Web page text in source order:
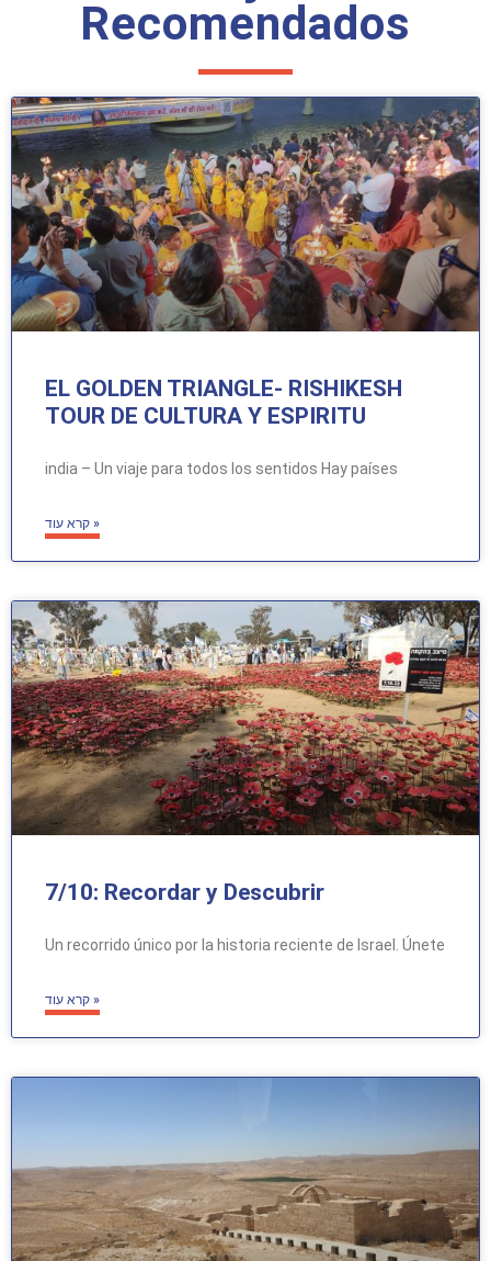
Recomendados
EL GOLDEN TRIANGLE- RISHIKESH
TOUR DE CULTURA Y ESPIRITU
india – Un viaje para todos los sentidos Hay países
קרא עוד »
7/10: Recordar y Descubrir
Un recorrido único por la historia reciente de Israel. Únete
קרא עוד »